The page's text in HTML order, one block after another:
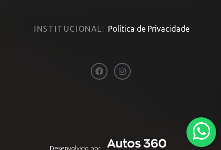
INSTITUCIONAL: Política de Privacidade
Desenvolvido por